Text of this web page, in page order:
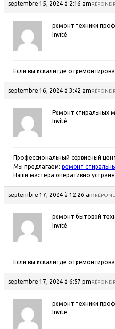
septembre 15, 2024 à 2:16 am
ремонт техники
Invité
Если вы искали где
septembre 16, 2024 à 3:42 am
Ремонт стиральных
Invité
Профессиональный сервисный
Мы предлагаем: ремонт
Наши мастера оперативно
septembre 17, 2024 à 12:26 am
ремонт бытовой
Invité
Если вы искали где
septembre 17, 2024 à 6:57 pm
ремонт техники
Invité